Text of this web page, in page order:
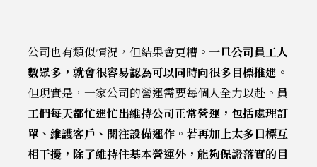
公司也有類似情況，但結果會更糟。 一旦公司員工人
數眾多，就會很容易認為可以同時向很多目標推進 。
但現實是，一家公司的營運需要每個人全力以赴。 員
工們每天都忙進忙出維持公司正常營運，包括處理訂
單、維護客戶、關注設備運作。若再加上太多目標互
相干擾，除了維持住基本營運外，能夠保證落實的目